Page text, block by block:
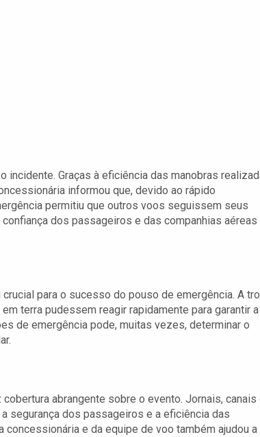
incidente. Graças à eficiência das manobras
informou que, devido ao rápido
permitiu que outros voos seguissem seus
dos passageiros e das companhias aéreas
para o sucesso do pouso de emergência. A
terra pudessem reagir rapidamente para garantir a
de emergência pode, muitas vezes, determinar o
abrangente sobre o evento. Jornais, canais
segurança dos passageiros e a eficiência das
e da equipe de voo também ajudou a